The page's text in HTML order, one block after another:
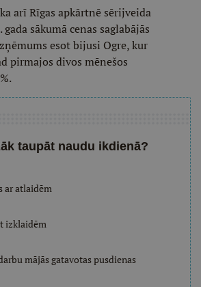
arī Rīgas apkārtnē sērijveida
sākumā cenas saglabājās
esot bijusi Ogre, kur
pirmajos divos mēnešos
taupāt naudu ikdienā?
ar atlaidēm
izklaidēm
mājās gatavotas pusdienas